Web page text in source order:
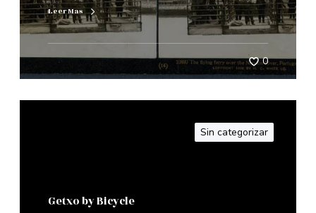
Leer Mas
0
Sin categorizar
Getxo by Bicycle